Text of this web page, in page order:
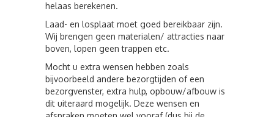
helaas berekenen.
Laad- en losplaat moet goed bereikbaar zijn.
Wij brengen geen materialen/ attracties naar
boven, lopen geen trappen etc.
Mocht u extra wensen hebben zoals
bijvoorbeeld andere bezorgtijden of een
bezorgvenster, extra hulp, opbouw/afbouw is
dit uiteraard mogelijk. Deze wensen en